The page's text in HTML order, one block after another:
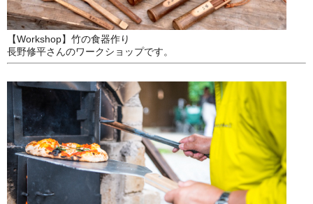
【Workshop】竹の食器作り
長野修平さんのワークショップです。